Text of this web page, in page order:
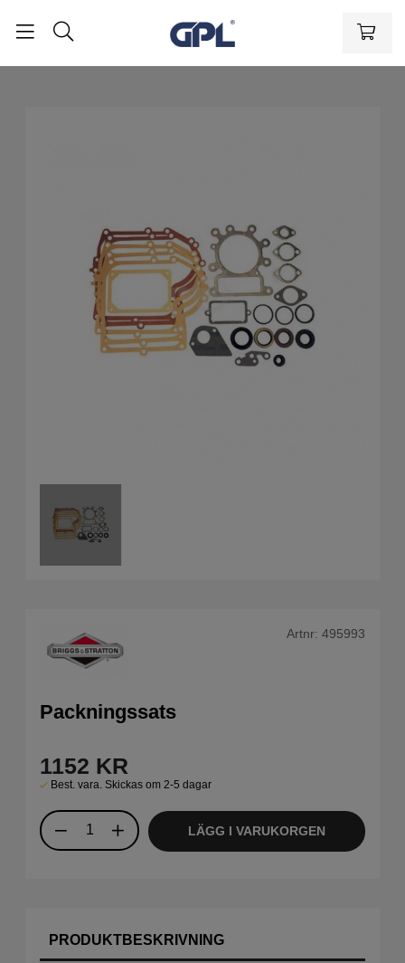
Artnr: 495993
Packningssats
1152 KR
Best. vara. Skickas om 2-5 dagar
LÄGG I VARUKORGEN
PRODUKTBESKRIVNING